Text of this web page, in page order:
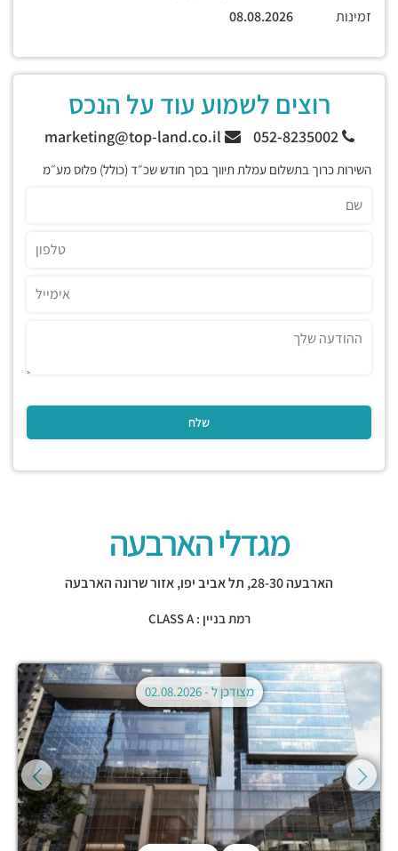
זמינות
רוצים לשמוע עוד על הנכס
052-8235002
השירות כרוך בתשלום עמלת תיווך בסך חודש שכ״ד (כולל) פלוס מע״מ
מגדלי הארבעה
הארבעה 28-30, תל אביב יפו,אזור שרונה הארבעה
רמת בניין : CLASS A
מצודכן ל -02.08.2026